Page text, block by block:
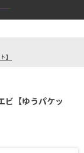
】
ビ【ゆうパケッ